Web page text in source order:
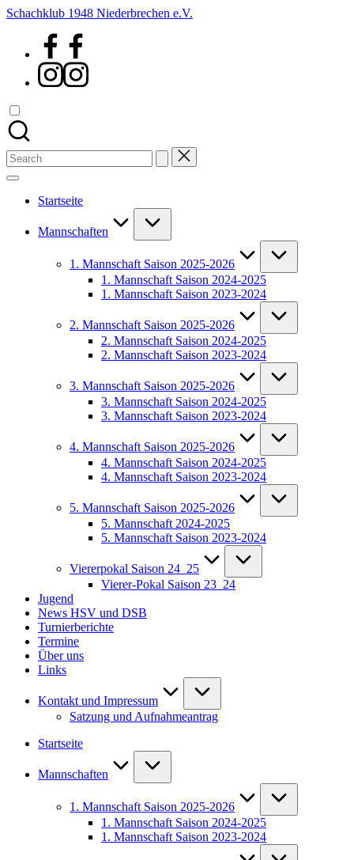
Skip
Schachklub 1948 Niederbrechen e.V.
Facebook
Instagram
Search
for:
Startseite
Mannschaften
1. Mannschaft Saison 2025-2026
1. Mannschaft Saison 2024-2025
1. Mannschaft Saison 2023-2024
2. Mannschaft Saison 2025-2026
2. Mannschaft Saison 2024-2025
2. Mannschaft Saison 2023-2024
3. Mannschaft Saison 2025-2026
3. Mannschaft Saison 2024-2025
3. Mannschaft Saison 2023-2024
4. Mannschaft Saison 2025-2026
4. Mannschaft Saison 2024-2025
4. Mannschaft Saison 2023-2024
5. Mannschaft Saison 2025-2026
5. Mannschaft 2024-2025
5. Mannschaft Saison 2023-2024
Viererpokal Saison 24_25
Vierer-Pokal Saison 23_24
Jugend
News HSV und DSB
Turnierberichte
Termine
Über uns
Links
Kontakt und Impressum
Satzung und Aufnahmeantrag
Startseite
Mannschaften
1. Mannschaft Saison 2025-2026
1. Mannschaft Saison 2024-2025
1. Mannschaft Saison 2023-2024